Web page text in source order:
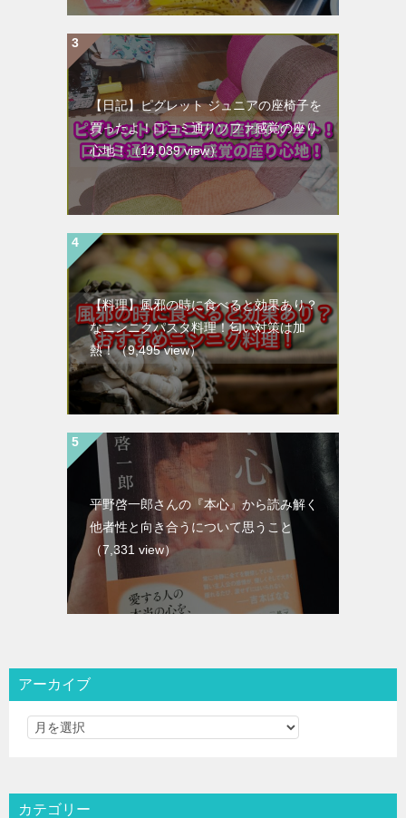
【日記】ピグレット ジュニアの座椅子を
買ったよ！口コミ通りソファ感覚の座り
心地！（14,039 view）
【料理】風邪の時に食べると効果あり？
なニンニクパスタ料理！匂い対策は加
熱！（9,495 view）
平野啓一郎さんの『本心』から読み解く
他者性と向き合うについて思うこと
（7,331 view）
アーカイブ
カテゴリー